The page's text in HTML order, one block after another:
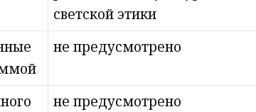
светской этики
не предусмотрено
не предусмотрено